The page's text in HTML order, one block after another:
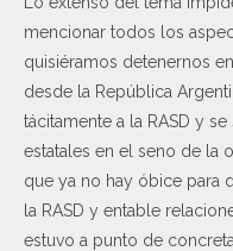
mencionar todos los
quisiéramos detenernos
desde la República
tácitamente a la RASD y
estatales en el seno de la
que ya no hay óbice para
la RASD y entable
estuvo a punto de